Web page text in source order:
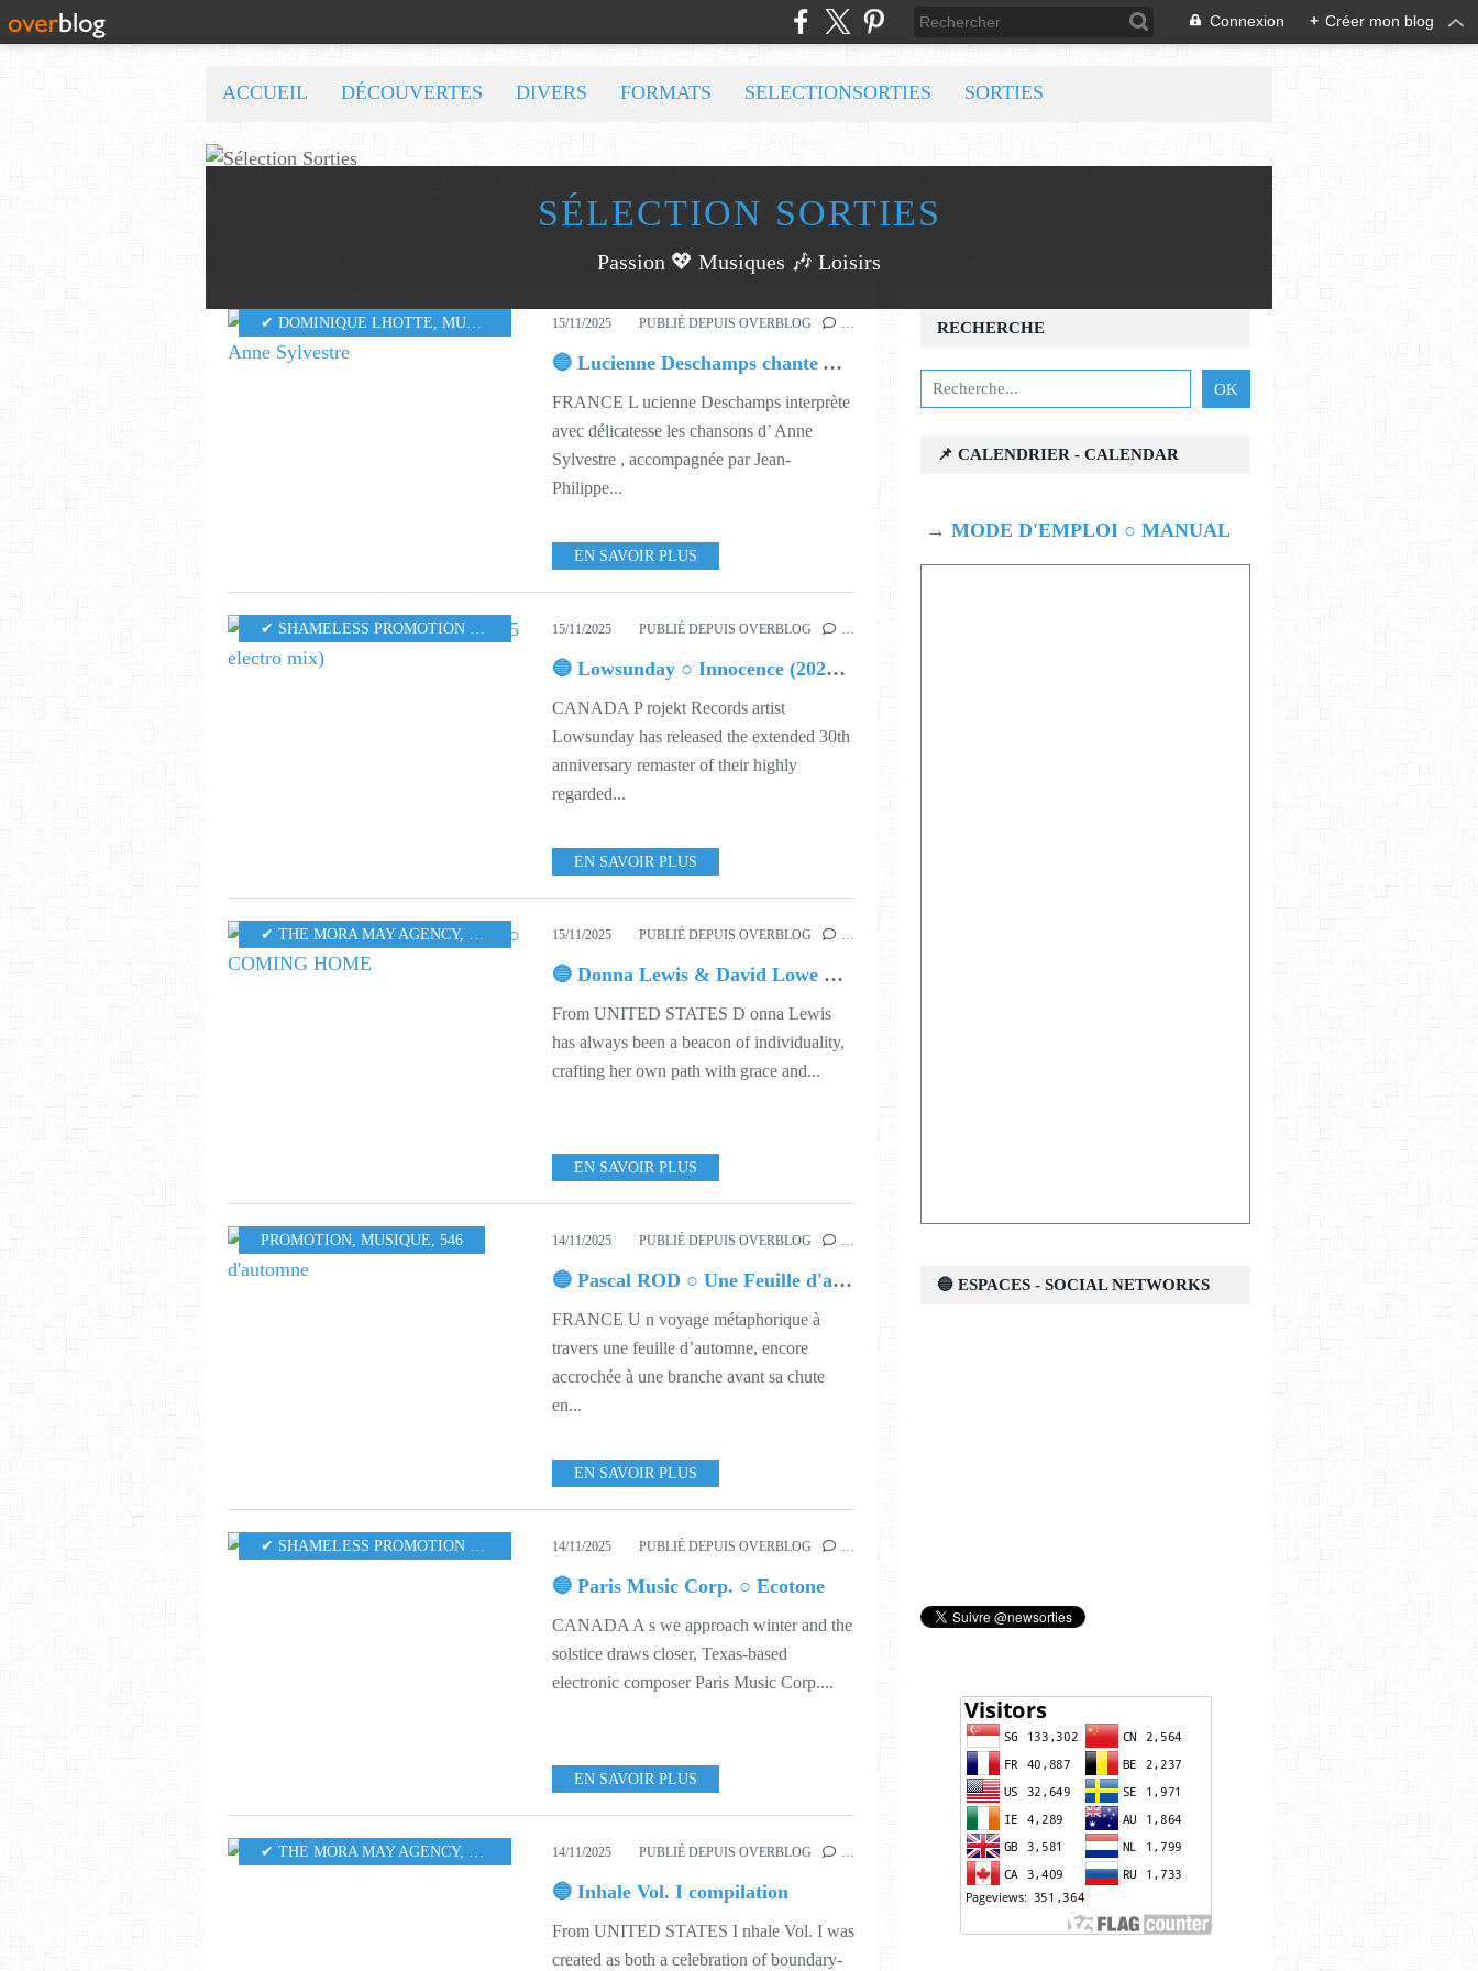
Connexion + Créer mon blog
SÉLECTION SORTIES
Passion 💖 Musiques 🎶 Loisirs
ACCUEIL DÉCOUVERTES DIVERS FORMATS SELECTIONSORTIES SORTIES
✔ DOMINIQUE LHOTTE, MUSIQUE 15/11/2025 PUBLIÉ DEPUIS OVERBLOG …
🔵 Lucienne Deschamps chante Anne Sylvestre
FRANCE L ucienne Deschamps interprète
avec délicatesse les chansons d’ Anne
Sylvestre , accompagnée par Jean-
Philippe...
EN SAVOIR PLUS
✔ SHAMELESS PROMOTION PR MUSIC ,546
15/11/2025 PUBLIÉ DEPUIS OVERBLOG …
🔵 Lowsunday ○ Innocence (2025 electro mix)
CANADA P rojekt Records artist
Lowsunday has released the extended 30th
anniversary remaster of their highly
regarded...
EN SAVOIR PLUS
✔ THE MORA MAY AGENCY, MUSIC, 15/11/2025 PUBLIÉ DEPUIS OVERBLOG …
🔵 Donna Lewis & David Lowe ○ COMING HOME
From UNITED STATES D onna Lewis
has always been a beacon of individuality,
crafting her own path with grace and...
EN SAVOIR PLUS
PROMOTION, MUSIQUE, 546 14/11/2025 PUBLIÉ DEPUIS OVERBLOG …
🔵 Pascal ROD ○ Une Feuille d'automne
FRANCE U n voyage métaphorique à
travers une feuille d’automne, encore
accrochée à une branche avant sa chute
en...
EN SAVOIR PLUS
✔ SHAMELESS PROMOTION PR ,546
14/11/2025 PUBLIÉ DEPUIS OVERBLOG …
🔵 Paris Music Corp. ○ Ecotone
CANADA A s we approach winter and the
solstice draws closer, Texas-based
electronic composer Paris Music Corp....
EN SAVOIR PLUS
✔ THE MORA MAY AGENCY, MUSIC 14/11/2025 PUBLIÉ DEPUIS OVERBLOG …
🔵 Inhale Vol. I compilation
From UNITED STATES I nhale Vol. I was
created as both a celebration of boundary-
RECHERCHE
📌 CALENDRIER - CALENDAR
→ MODE D'EMPLOI ○ MANUAL
🔵 ESPACES - SOCIAL NETWORKS